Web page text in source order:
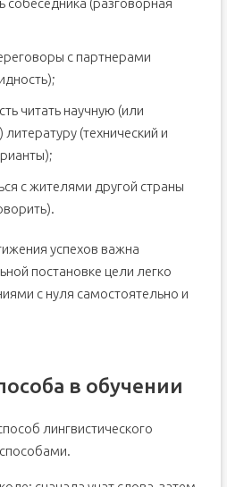
с партнерами
читать научную (или
(технический и
с жителями другой страны
успехов важна
постановке цели легко
с нуля самостоятельно и
в обучении
лингвистического